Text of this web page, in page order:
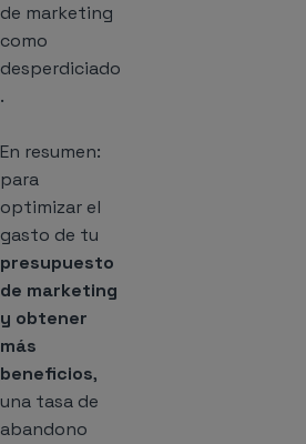
de marketing
como
desperdiciado
.
En resumen:
para
optimizar el
gasto de tu
presupuesto
de marketing
y obtener
más
beneficios,
una tasa de
abandono